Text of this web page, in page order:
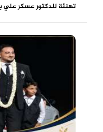
تهنئة للدكتور عسكر علي